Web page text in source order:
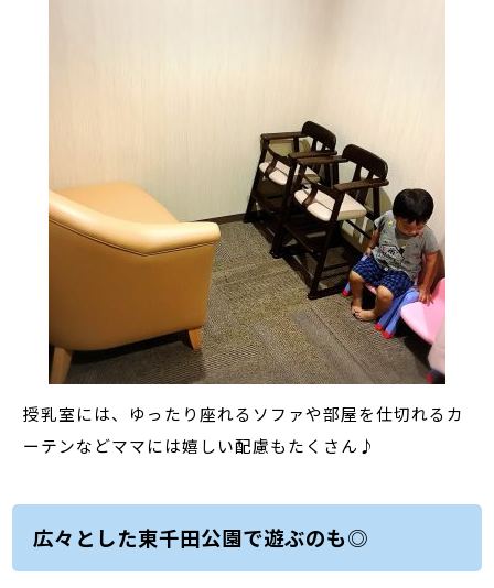
授乳室には、ゆったり座れるソファや部屋を仕切れるカ
ーテンなどママには嬉しい配慮もたくさん♪
広々とした東千田公園で遊ぶのも◎